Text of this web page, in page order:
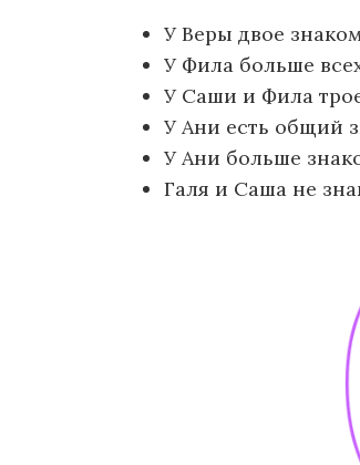
У Веры двое
У Фила больше
У Саши и Фила
У Ани есть общий
У Ани больше
Галя и Саша не